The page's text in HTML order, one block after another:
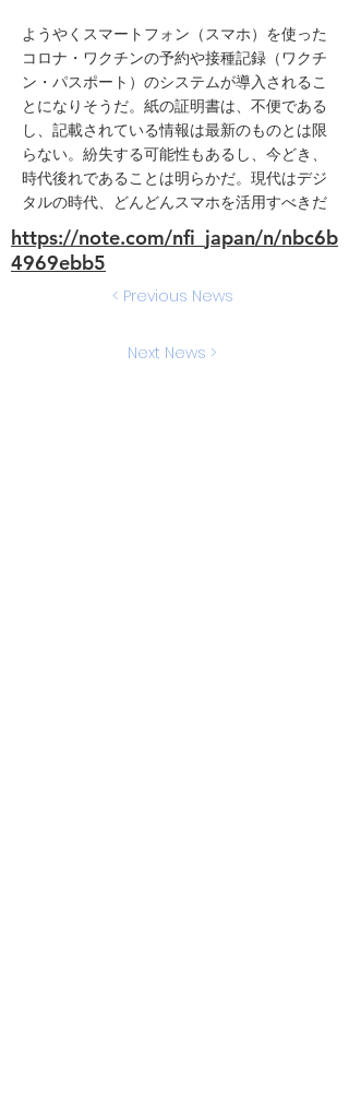
ようやくスマートフォン（スマホ）を使った
コロナ・ワクチンの予約や接種記録（ワクチ
ン・パスポート）のシステムが導入されるこ
とになりそうだ。紙の証明書は、不便である
し、記載されている情報は最新のものとは限
らない。紛失する可能性もあるし、今どき、
時代後れであることは明らかだ。現代はデジ
タルの時代、どんどんスマホを活用すべきだ
https://note.com/nfi_japan/n/nbc6b
4969ebb5
< Previous News
Next News >